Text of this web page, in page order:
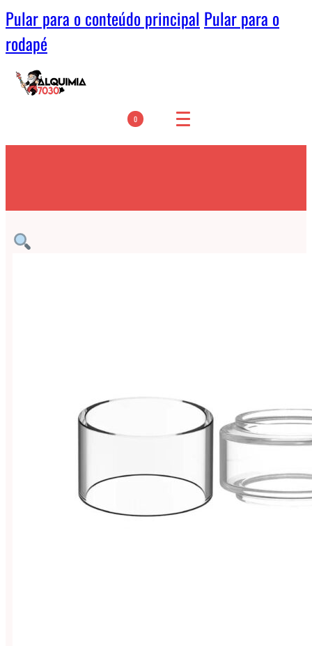
Pular para o conteúdo principal Pular para o
rodapé
0